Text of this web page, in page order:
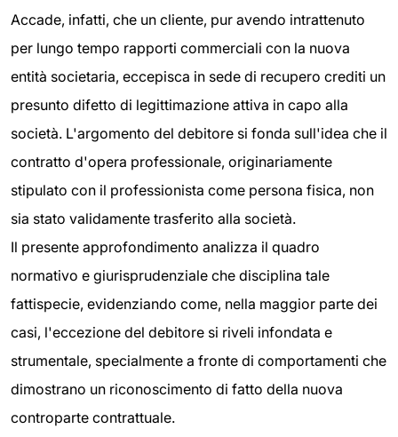
Accade, infatti, che un cliente, pur avendo intrattenuto
per lungo tempo rapporti commerciali con la nuova
entità societaria, eccepisca in sede di recupero crediti un
presunto difetto di legittimazione attiva in capo alla
società. L'argomento del debitore si fonda sull'idea che il
contratto d'opera professionale, originariamente
stipulato con il professionista come persona fisica, non
sia stato validamente trasferito alla società.
Il presente approfondimento analizza il quadro
normativo e giurisprudenziale che disciplina tale
fattispecie, evidenziando come, nella maggior parte dei
casi, l'eccezione del debitore si riveli infondata e
strumentale, specialmente a fronte di comportamenti che
dimostrano un riconoscimento di fatto della nuova
controparte contrattuale.